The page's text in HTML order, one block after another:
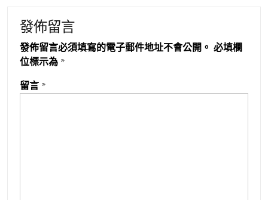
發佈留言
發佈留言必須填寫的電子郵件地址不會公開。 必填欄
位標示為 *
留言 *